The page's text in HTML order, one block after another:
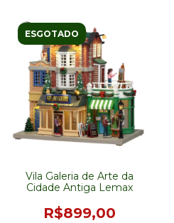
ESGOTADO
Vila Galeria de Arte da
Cidade Antiga Lemax
R$899,00